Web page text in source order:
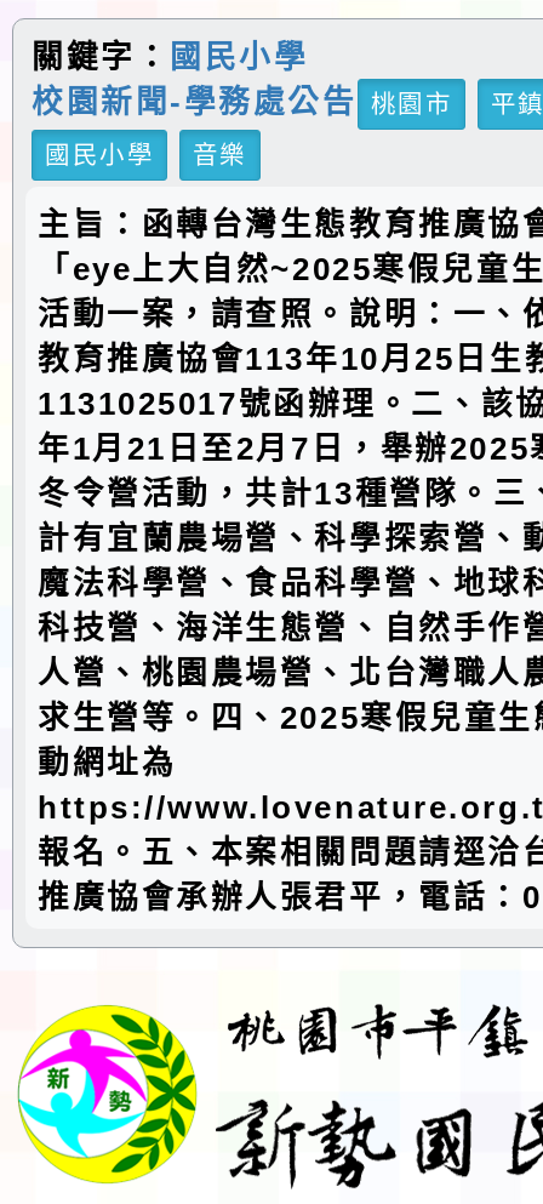
關鍵字：
國民小學
校園新聞-學務處公告
桃園市
平
國民小學
音樂
主旨：函轉台灣生態教育推廣協
「eye上大自然~2025寒假兒童
活動一案，請查照。說明：一、
教育推廣協會113年10月25日生
1131025017號函辦理。二、該
年1月21日至2月7日，舉辦2025
冬令營活動，共計13種營隊。三
計有宜蘭農場營、科學探索營、
魔法科學營、食品科學營、地球
科技營、海洋生態營、自然手作
人營、桃園農場營、北台灣職人
求生營等。四、2025寒假兒童生
動網址為
https://
報名。五、本案相關問題請逕洽
推廣協會承辦人張君平，電話：0